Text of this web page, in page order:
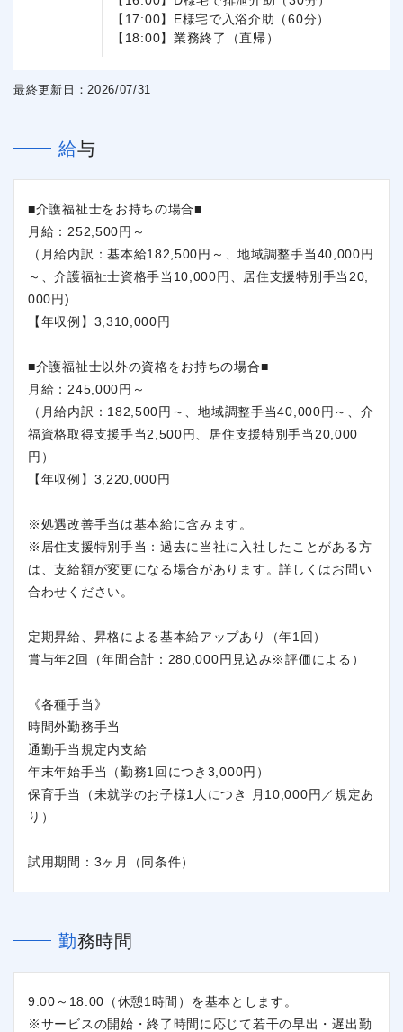
【17:00】E様宅で入浴介助（60分）
【18:00】業務終了（直帰）
最終更新日：2026/07/31
給与
■介護福祉士をお持ちの場合■
月給：252,500円～
（月給内訳：基本給182,500円～、地域調整手当40,000円
～、介護福祉士資格手当10,000円、居住支援特別手当20,
000円)
【年収例】3,310,000円
■介護福祉士以外の資格をお持ちの場合■
月給：245,000円～
（月給内訳：182,500円～、地域調整手当40,000円～、介
福資格取得支援手当2,500円、居住支援特別手当20,000
円）
【年収例】3,220,000円
※処遇改善手当は基本給に含みます。
※居住支援特別手当：過去に当社に入社したことがある方
は、支給額が変更になる場合があります。詳しくはお問い
合わせください。
定期昇給、昇格による基本給アップあり（年1回）
賞与年2回（年間合計：280,000円見込み※評価による）
《各種手当》
時間外勤務手当
通勤手当規定内支給
年末年始手当（勤務1回につき3,000円）
保育手当（未就学のお子様1人につき 月10,000円／規定あ
り）
試用期間：3ヶ月（同条件）
勤務時間
9:00～18:00（休憩1時間）を基本とします。
※サービスの開始・終了時間に応じて若干の早出・遅出勤